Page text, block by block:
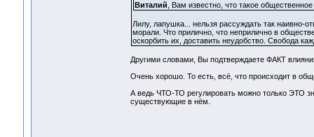
Виталий , Вам известно, что такое
Лилу, лапушка... нельзя рассуждать так наивно-
морали. Что прилично, что неприлично в
оскорбить их, доставить неудобство. Свобода
Другими словами, Вы подтверждаете ФАКТ
Очень хорошо. То есть, всё, что происходит в
А ведь ЧТО-ТО регулировать можно только ЭТО
существующие в нём.